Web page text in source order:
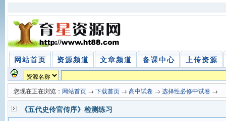
网站首页 资源频道 文章频道 备课中心 上传资源
您现在正在浏览： 网站首页 → 下载首页 → 高中试卷 → 选择性必修中试卷 →
《五代史伶官传序》检测练习